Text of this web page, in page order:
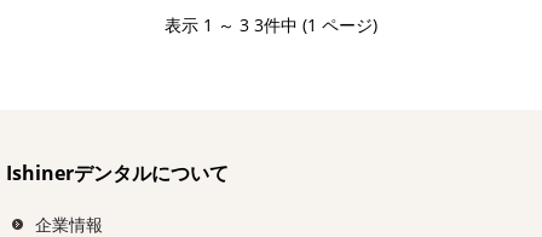
表示 1 ～ 3 3件中 (1 ページ)
Ishinerデンタルについて
企業情報